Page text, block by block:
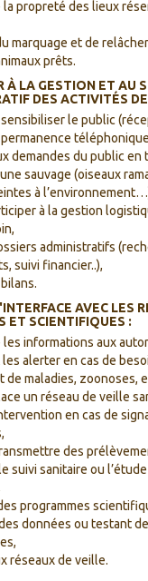
la propreté des lieux
marquage et de
prêts.
À LA GESTION ET AU
DES ACTIVITÉS
le public
demandes du public en
sauvage (oiseaux
à
à la gestion
administratifs
suivi financier..),
AVEC LES
ET SCIENTIFIQUES :
les informations aux
alerter en cas de
de maladies, zoonoses,
un réseau de veille
en cas de
des
suivi sanitaire ou l’étude
programmes
données ou testant
réseaux de veille.